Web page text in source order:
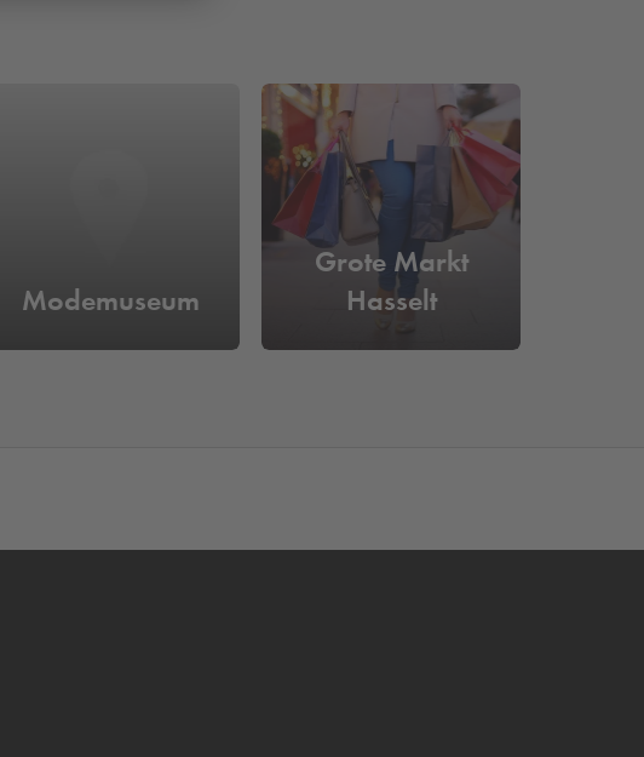
Modemuseum
Grote Markt
Hasselt